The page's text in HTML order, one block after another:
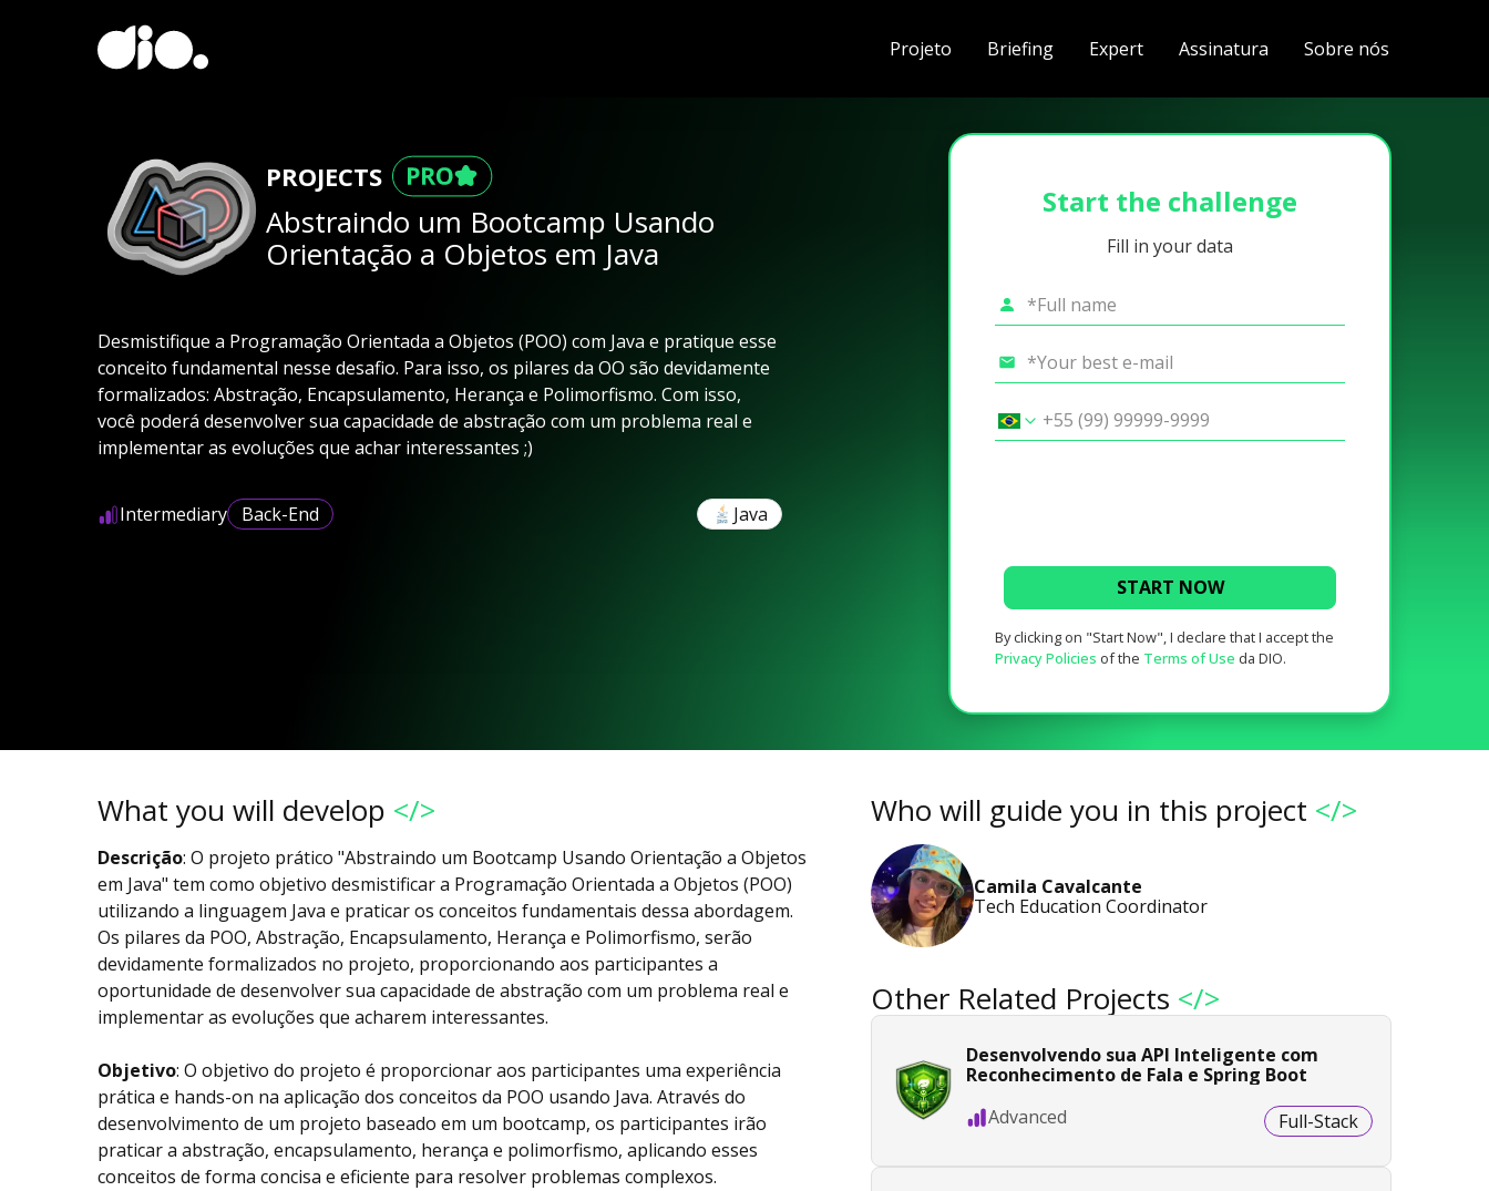
Projeto Briefing Expert Assinatura Sobre nós
PROJECTS
Abstraindo um Bootcamp Usando
Orientação a Objetos em Java
Desmistifique a Programação Orientada a Objetos (POO) com Java e pratique esse
conceito fundamental nesse desafio. Para isso, os pilares da OO são devidamente
formalizados: Abstração, Encapsulamento, Herança e Polimorfismo. Com isso,
você poderá desenvolver sua capacidade de abstração com um problema real e
implementar as evoluções que achar interessantes ;)
Intermediary Back-End Java
Start the challenge
Fill in your data
START NOW
By clicking on "Start Now", I declare that I accept the
Privacy Policies of the Terms of Use da DIO.
What you will develop </>
Descrição: O projeto prático "Abstraindo um Bootcamp Usando Orientação a Objetos
em Java" tem como objetivo desmistificar a Programação Orientada a Objetos (POO)
utilizando a linguagem Java e praticar os conceitos fundamentais dessa abordagem.
Os pilares da POO, Abstração, Encapsulamento, Herança e Polimorfismo, serão
devidamente formalizados no projeto, proporcionando aos participantes a
oportunidade de desenvolver sua capacidade de abstração com um problema real e
implementar as evoluções que acharem interessantes.
Objetivo: O objetivo do projeto é proporcionar aos participantes uma experiência
prática e hands-on na aplicação dos conceitos da POO usando Java. Através do
desenvolvimento de um projeto baseado em um bootcamp, os participantes irão
praticar a abstração, encapsulamento, herança e polimorfismo, aplicando esses
conceitos de forma concisa e eficiente para resolver problemas complexos.
Who will guide you in this project </>
Camila Cavalcante
Tech Education Coordinator
Other Related Projects </>
Desenvolvendo sua API Inteligente com
Reconhecimento de Fala e Spring Boot
Advanced
Full-Stack